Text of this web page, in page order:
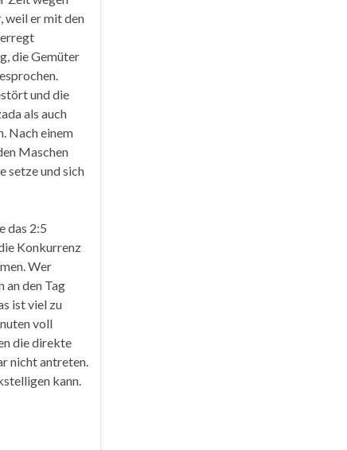
weil er mit den
die Gemüter
und die
als auch
Nach einem
Maschen
setze und sich
das 2:5
Konkurrenz
Wer
an den Tag
ist viel zu
voll
die direkte
nicht antreten.
kann.